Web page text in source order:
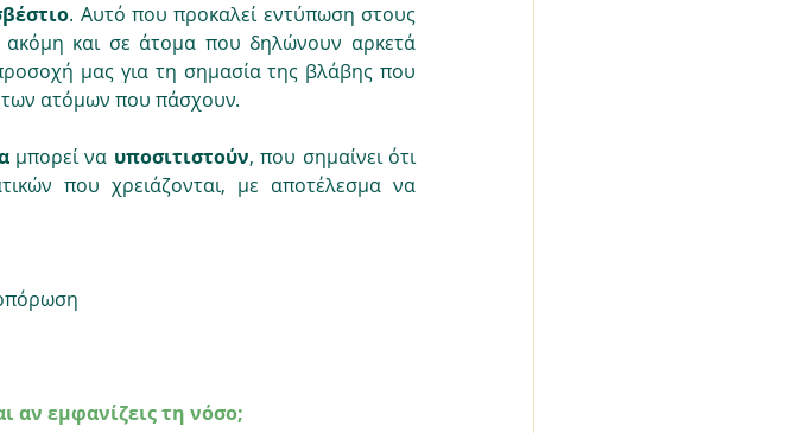
. Αυτό που προκαλεί εντύπωση στους
ακόμη και σε άτομα που δηλώνουν αρκετά
μας για τη σημασία της βλάβης που
των ατόμων που πάσχουν.
μπορεί να υποσιτιστούν, που σημαίνει ότι
που χρειάζονται, με αποτέλεσμα να
αν εμφανίζεις τη νόσο;